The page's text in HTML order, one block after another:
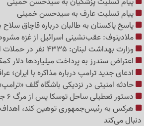
پیام تسلیت عارف به سیدحسن خمینی
پاسخ پاکستان به طالبان درباره قاچاق سلاح
ملادینوف: عقب‌نشینی اسرائیل از غزه
وزارت بهداشت لبنان: 4335 نفر در حملات اسرائیل شهید شدند
اعتراض سندرز به پرداخت میلیاردها دلار
ادعای جدید ترامپ درباره مذاکره با ایران؛
حادثه امنیتی در نزدیکی باشگاه گلف
دستور تعطیلی ساحل توسکا پس از مرگ 6 جوان در رامسر
هرکس به رئیس‌جمهوری توهین کند،
دنبال می‌کند